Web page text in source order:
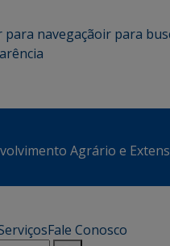
para navegaçãoir para
Agrário e
Fale Conosco